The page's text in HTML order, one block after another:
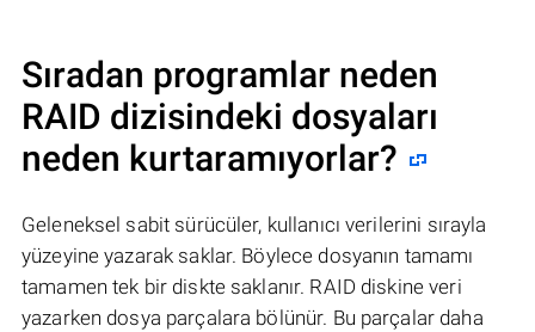
Sıradan programlar neden
RAID dizisindeki dosyaları
neden kurtaramıyorlar?
Geleneksel sabit sürücüler, kullanıcı verilerini sırayla
yüzeyine yazarak saklar. Böylece dosyanın tamamı
tamamen tek bir diskte saklanır. RAID diskine veri
yazarken dosya parçalara bölünür. Bu parçalar daha